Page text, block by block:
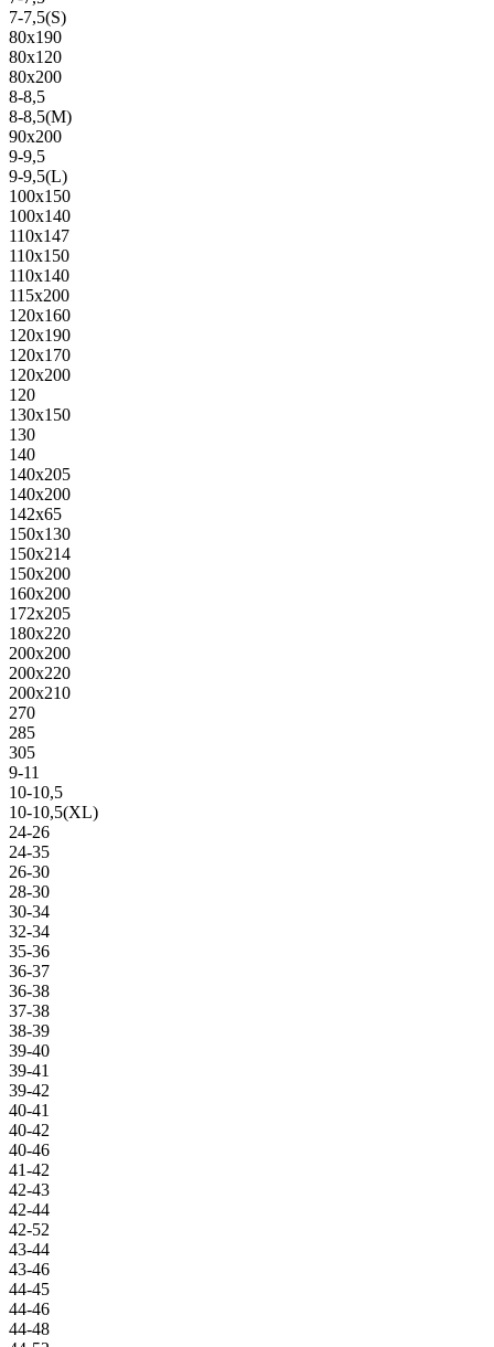
7-7,5(S)
80х190
80х120
80х200
8-8,5
8-8,5(M)
90х200
9-9,5
9-9,5(L)
100х150
100х140
110х147
110х150
110х140
115х200
120х160
120х190
120х170
120х200
120
130х150
130
140
140х205
140х200
142х65
150х130
150х214
150х200
160х200
172х205
180х220
200х200
200х220
200х210
270
285
305
9-11
10-10,5
10-10,5(XL)
24-26
24-35
26-30
28-30
30-34
32-34
35-36
36-37
36-38
37-38
38-39
39-40
39-41
39-42
40-41
40-42
40-46
41-42
42-43
42-44
42-52
43-44
43-46
44-45
44-46
44-48